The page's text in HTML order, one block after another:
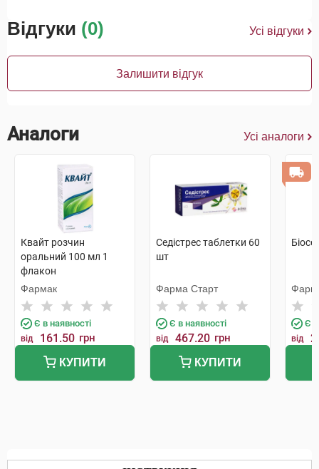
Відгуки (0) Усі відгуки
Залишити відгук
Аналоги Усі аналоги
Квайт розчин
оральний 100 мл 1
флакон
Фармак
Є в наявності
від 161.50 грн
КУПИТИ
Седістрес таблетки 60
шт
Фарма Старт
Є в наявності
від 467.20 грн
КУПИТИ
Є в
від